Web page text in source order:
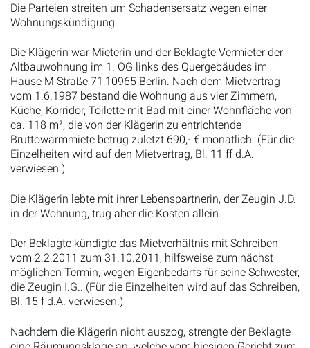
Die Parteien streiten um Schadensersatz wegen einer
Wohnungskündigung.
Die Klägerin war Mieterin und der Beklagte Vermieter der
Altbauwohnung im 1. OG links des Quergebäudes im
Hause M Straße 71,10965 Berlin. Nach dem Mietvertrag
vom 1.6.1987 bestand die Wohnung aus vier Zimmern,
Küche, Korridor, Toilette mit Bad mit einer Wohnfläche von
ca. 118 m², die von der Klägerin zu entrichtende
Bruttowarmmiete betrug zuletzt 690,- € monatlich. (Für die
Einzelheiten wird auf den Mietvertrag, Bl. 11 ff d.A.
verwiesen.)
Die Klägerin lebte mit ihrer Lebenspartnerin, der Zeugin J.D.
in der Wohnung, trug aber die Kosten allein.
Der Beklagte kündigte das Mietverhältnis mit Schreiben
vom 2.2.2011 zum 31.10.2011, hilfsweise zum nächst
möglichen Termin, wegen Eigenbedarfs für seine Schwester,
die Zeugin I.G.. (Für die Einzelheiten wird auf das Schreiben,
Bl. 15 f d.A. verwiesen.)
Nachdem die Klägerin nicht auszog, strengte der Beklagte